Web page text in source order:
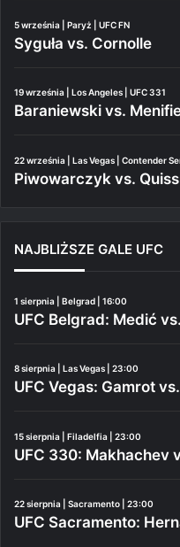
5 września | Paryż | UFC FN
Syguła vs. Cornolle
19 września | Los Angeles | UFC 331
Baraniewski vs.
22 września | Las Vegas | Contender
Piwowarczyk vs.
NAJBLIŻSZE GALE UFC
1 sierpnia | Belgrad | 16:00
UFC Belgrad: Medić
8 sierpnia | Las Vegas | 23:00
UFC Vegas: Gamrot
15 sierpnia | Filadelfia | 23:00
UFC 330: Makhachev
22 sierpnia | Sacramento | 23:00
UFC Sacramento: